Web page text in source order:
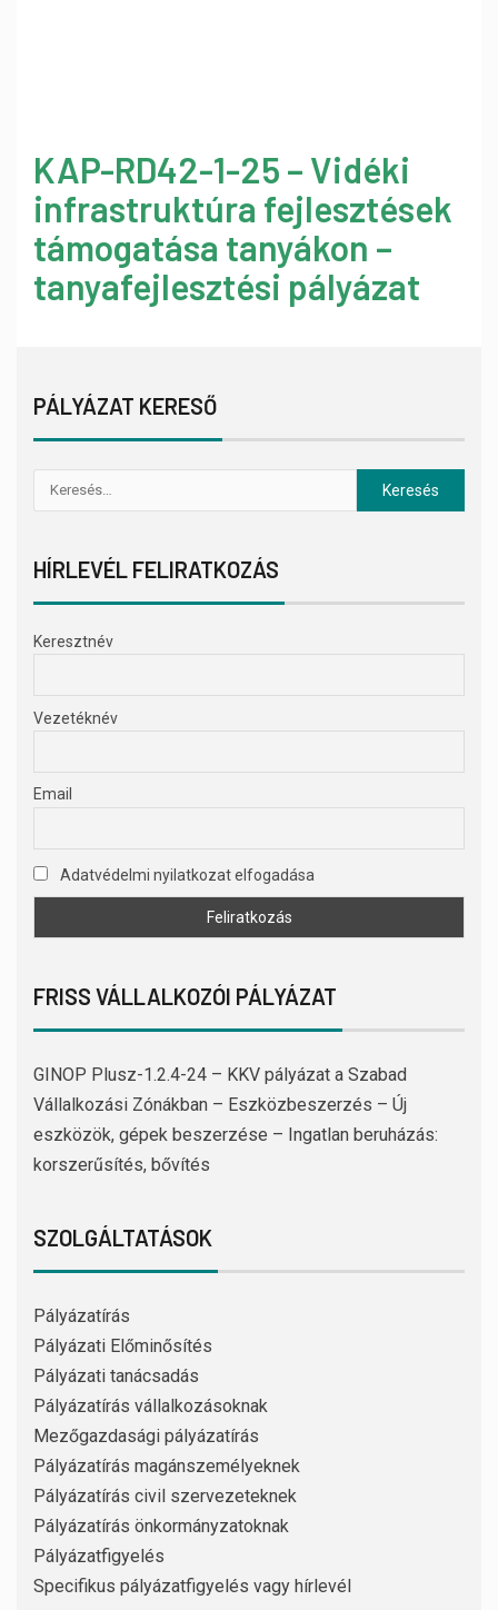
KAP-RD42-1-25 – Vidéki
infrastruktúra fejlesztések
támogatása tanyákon –
tanyafejlesztési pályázat
PÁLYÁZAT KERESŐ
HÍRLEVÉL FELIRATKOZÁS
Keresztnév
Vezetéknév
Email
Adatvédelmi nyilatkozat elfogadása
FRISS VÁLLALKOZÓI PÁLYÁZAT
GINOP Plusz-1.2.4-24 – KKV pályázat a Szabad
Vállalkozási Zónákban – Eszközbeszerzés – Új
eszközök, gépek beszerzése – Ingatlan beruházás:
korszerűsítés, bővítés
SZOLGÁLTATÁSOK
Pályázatírás
Pályázati Előminősítés
Pályázati tanácsadás
Pályázatírás vállalkozásoknak
Mezőgazdasági pályázatírás
Pályázatírás magánszemélyeknek
Pályázatírás civil szervezeteknek
Pályázatírás önkormányzatoknak
Pályázatfigyelés
Specifikus pályázatfigyelés vagy hírlevél